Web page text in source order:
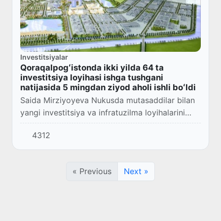
Investitsiyalar
Qoraqalpogʻistonda ikki yilda 64 ta
investitsiya loyihasi ishga tushgani
natijasida 5 mingdan ziyod aholi ishli boʻldi
Saida Mirziyoyeva Nukusda mutasaddilar bilan
yangi investitsiya va infratuzilma loyihalarini
muhokama qildi.
4312
« Previous Next »